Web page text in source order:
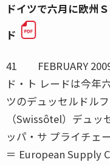
ドイツで六月に欧州
ド
41 FEBRUARY
ド・ト レードは今年
ツのデュッセルドル
（Swissôtel）デュ
ッパ・サ プライチェ
＝ European Supply